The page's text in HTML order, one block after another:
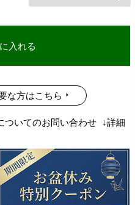
入れる
な方はこちら
ついてのお問い合わせ
↓詳細